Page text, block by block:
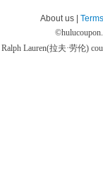
About us |
©
Ralph Lauren(拉夫·劳伦)